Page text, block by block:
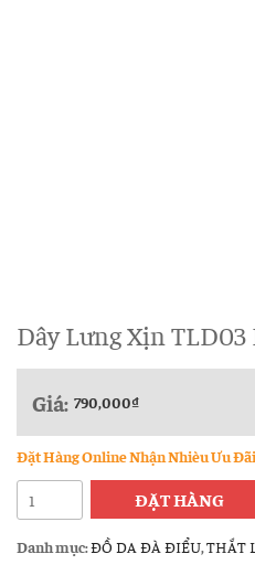
Dây Lưng Xịn
Giá: 790,000₫
Đặt Hàng Online Nhận Nhièu Ưu Đãi
Dây
Lưng
Xịn
ĐẶT HÀNG
Danh mục:ĐỒ DA ĐÀ ĐIỂU,THẮT